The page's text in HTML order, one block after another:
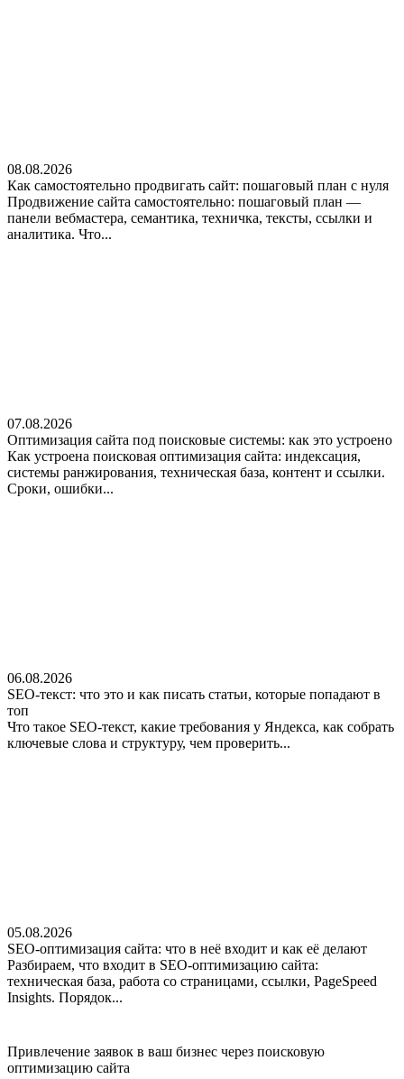
08.08.2026
Как самостоятельно продвигать сайт: пошаговый план с нуля
Продвижение сайта самостоятельно: пошаговый план —
панели вебмастера, семантика, техничка, тексты, ссылки и
аналитика. Что...
07.08.2026
Оптимизация сайта под поисковые системы: как это устроено
Как устроена поисковая оптимизация сайта: индексация,
системы ранжирования, техническая база, контент и ссылки.
Сроки, ошибки...
06.08.2026
SEO-текст: что это и как писать статьи, которые попадают в
топ
Что такое SEO-текст, какие требования у Яндекса, как собрать
ключевые слова и структуру, чем проверить...
05.08.2026
SEO-оптимизация сайта: что в неё входит и как её делают
Разбираем, что входит в SEO-оптимизацию сайта:
техническая база, работа со страницами, ссылки, PageSpeed
Insights. Порядок...
Привлечение заявок в ваш бизнес через поисковую
оптимизацию сайта